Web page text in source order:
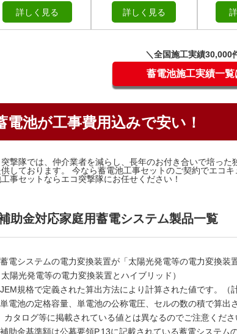
詳しく見る 詳しく見る
＼全国施⼯実績30,000
蓄電池施工実績一覧
電池が工事費用込みで安い！
撃隊では、仲介業者を減らし、長年のお付き合いで培っ
しております。 今なら蓄電池工事セットのご契約でエコ
事セットならエコ突撃隊にお任せください！
助金対応家庭用蓄電システム製品一覧
電システムの電力変換装置が「太陽光発電等の電力変換装
陽光発電等の電力変換装置とハイブリッド）
規格で定義された算出方法により計算された値です。（
電池の定格容量、単電池の公称電圧、セルの数の積で算出
カタログ等に掲載されている値とは異なるのでご注意くださ
助金基準額は公募要領P.13に記載されている蓄電システム